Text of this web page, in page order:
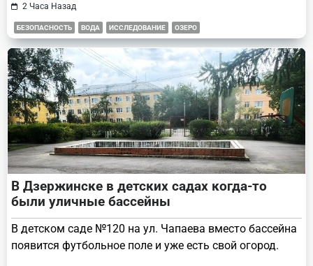
2 Часа Назад
БЕЗОПАСНОСТЬ ВОДА ИССЛЕДОВАНИЕ ОЗЕРО
В Дзержинске в детских садах когда-то
были уличные бассейны
В детском саде №120 на ул. Чапаева вместо бассейна
появится футбольное поле и уже есть свой огород.